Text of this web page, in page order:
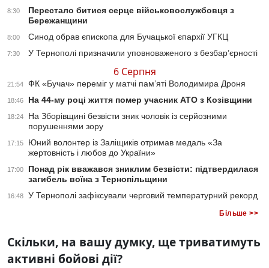
8:30
Перестало битися серце військовослужбовця з
Бережанщини
8:00 Синод обрав єпископа для Бучацької єпархії УГКЦ
7:30 У Тернополі призначили уповноваженого з безбар’єрності
6 Серпня
21:54 ФК «Бучач» переміг у матчі пам’яті Володимира Дроня
18:46 На 44-му році життя помер учасник АТО з Козівщини
18:24
На Зборівщині безвісти зник чоловік із серйозними
порушеннями зору
17:15
Юний волонтер із Заліщиків отримав медаль «За
жертовність і любов до України»
17:00
Понад рік вважався зниклим безвісти: підтвердилася
загибель воїна з Тернопільщини
16:48 У Тернополі зафіксували черговий температурний рекорд
Більше >>
Скільки, на вашу думку, ще триватимуть
активні бойові дії?